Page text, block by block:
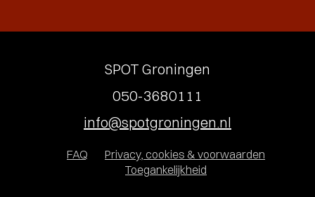
SPOT Groningen
050-3680111
info@spotgroningen.nl
FAQ
Privacy, cookies & voorwaarden
Toegankelijkheid